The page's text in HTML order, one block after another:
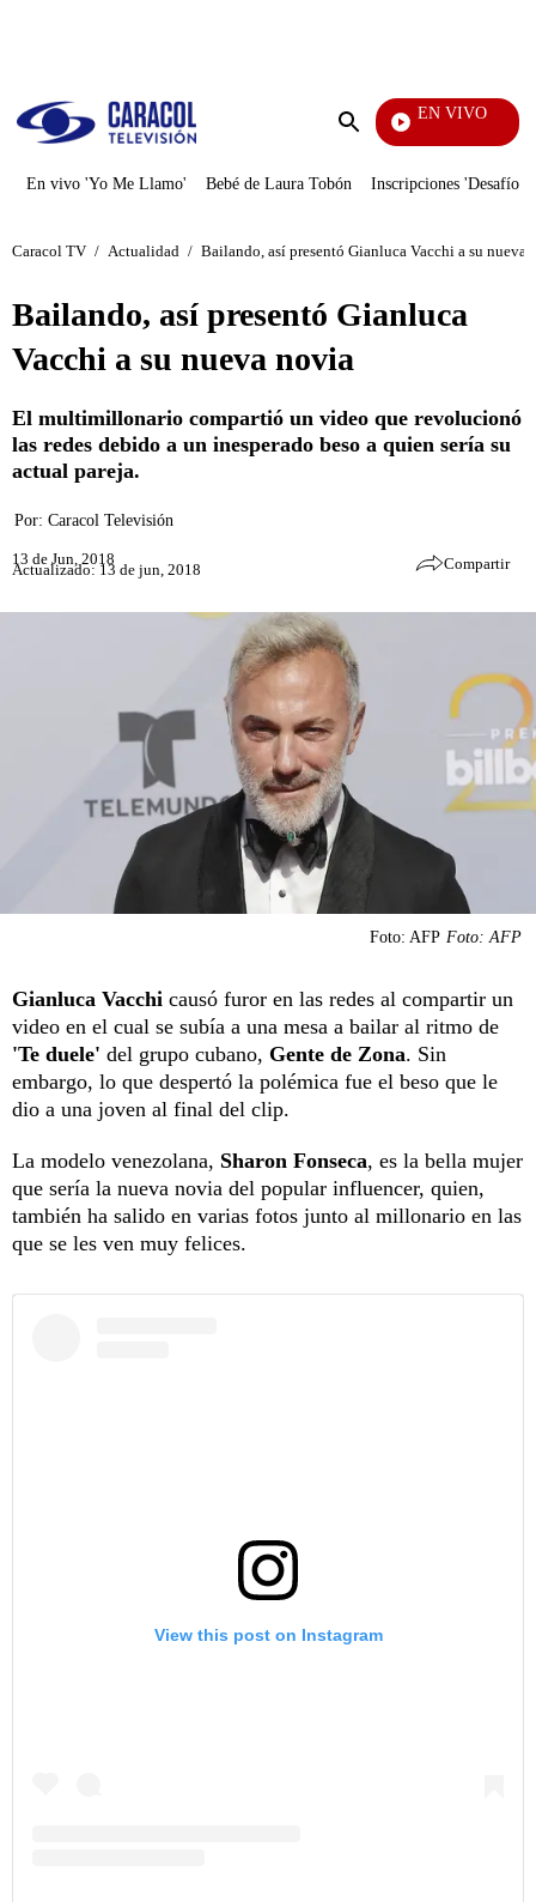
Enviar
EN VIVO
Pura
En vivo 'Yo Me Llamo' Bebé de Laura Tobón Inscripciones 'Desafío'
Caracol TV / Actualidad / Bailando, así presentó Gianluca Vacchi a su nueva
Bailando, así presentó Gianluca
Vacchi a su nueva novia
El multimillonario compartió un video que revolucionó
las redes debido a un inesperado beso a quien sería su
actual pareja.
Por: Caracol Televisión
13 de Jun, 2018
Actualizado: 13 de jun, 2018 Compartir
Foto: AFP Foto: AFP
Gianluca Vacchi causó furor en las redes al compartir un
video en el cual se subía a una mesa a bailar al ritmo de
'Te duele' del grupo cubano, Gente de Zona. Sin
embargo, lo que despertó la polémica fue el beso que le
dio a una joven al final del clip.
La modelo venezolana, Sharon Fonseca, es la bella mujer
que sería la nueva novia del popular influencer, quien,
también ha salido en varias fotos junto al millonario en las
que se les ven muy felices.
View this post on Instagram